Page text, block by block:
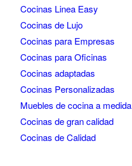
Cocinas Linea Easy
Cocinas de Lujo
Cocinas para Empresas
Cocinas para Oficinas
Cocinas adaptadas
Cocinas Personalizadas
Muebles de cocina a medida
Cocinas de gran calidad
Cocinas de Calidad